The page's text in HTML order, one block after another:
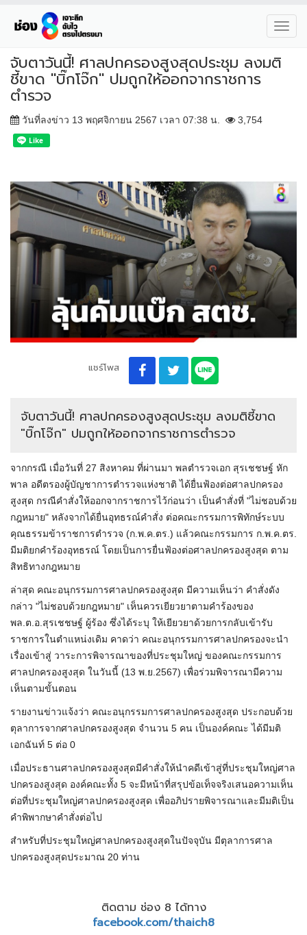
จับตาวันนี้! ศาลปกครองสูงสุดประชุม ลงมติ
ชี้ขาด "บิ๊กโจ๊ก" ปมถูกให้ออกจากราชการ
ตำรวจ
วันที่ลงข่าว 13 พฤศจิกายน 2567 เวลา 07:38 น. 3,754
แชร์โพส
จับตาวันนี้! ศาลปกครองสูงสุดประชุม ลงมติชี้ขาด
"บิ๊กโจ๊ก" ปมถูกให้ออกจากราชการตำรวจ
จากกรณี เมื่อวันที่ 27 สิงหาคม ที่ผ่านมา พลตำรวจเอก สุรเชชษฐ์ หัก
พาล อดีตรองผู้บัญชาการตำรวจแห่งชาติ ได้ยื่นฟ้องต่อศาลปกครอง
สูงสุด กรณีคำสั่งให้ออกจากราชการไว้ก่อนว่า เป็นคำสั่งที่ "ไม่ชอบด้วย
กฎหมาย" หลังจากได้ยื่นอุทธรณ์คำสั่ง ต่อคณะกรรมการพิทักษ์ระบบ
คุณธรรมข้าราชการตำรวจ (ก.พ.ค.ตร.) แล้วคณะกรรมการ ก.พ.ค.ตร.
มีมติยกคำร้องอุทธรณ์ โดยเป็นการยื่นฟ้องต่อศาลปกครองสูงสุด ตาม
สิทธิทางกฎหมาย
ล่าสุด คณะอนุกรรมการศาลปกครองสูงสุด มีความเห็นว่า คำสั่งดัง
กล่าว "ไม่ชอบด้วยกฎหมาย" เห็นควรเยียวยาตามคำร้องของ
พล.ต.อ.สุรเชชษฐ์ ผู้ร้อง ซึ่งได้ระบุ ให้เยียวยาด้วยการกลับเข้ารับ
ราชการในตำแหน่งเดิม คาดว่า คณะอนุกรรมการศาลปกครองจะนำ
เรื่องเข้าสู่ วาระการพิจารณาของที่ประชุมใหญ่ ของคณะกรรมการ
ศาลปกครองสูงสุด ในวันนี้ (13 พ.ย.2567) เพื่อร่วมพิจารณามีความ
เห็นตามขั้นตอน
รายงานข่าวแจ้งว่า คณะอนุกรรมการศาลปกครองสูงสุด ประกอบด้วย
ตุลาการจากศาลปกครองสูงสุด จำนวน 5 คน เป็นองค์คณะ ได้มีมติ
เอกฉันท์ 5 ต่อ 0
เมื่อประธานศาลปกครองสูงสุดมีคำสั่งให้นำคดีเข้าสู่ที่ประชุมใหญ่ศาล
ปกครองสูงสุด องค์คณะทั้ง 5 จะมีหน้าที่สรุปข้อเท็จจริงเสนอความเห็น
ต่อที่ประชุมใหญ่ศาลปกครองสูงสุด เพื่ออภิปรายพิจารณาและมีมติเป็น
คำพิพากษาคำสั่งต่อไป
สำหรับที่ประชุมใหญ่ศาลปกครองสูงสุดในปัจจุบัน มีตุลาการศาล
ปกครองสูงสุดประมาณ 20 ท่าน
ติดตาม ช่อง 8 ได้ทาง
facebook.com/thaich8